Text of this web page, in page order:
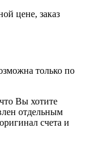
цене, заказ
только по
Вы хотите
отдельным
счета и